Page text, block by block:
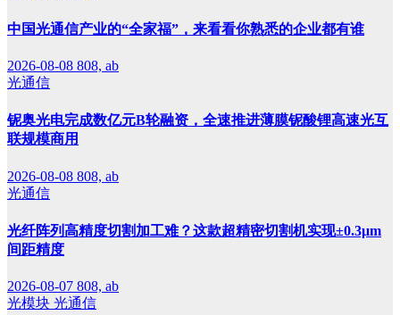
中国光通信产业的“全家福”，来看看你熟悉的企业都有谁
2026-08-08 808, ab
光通信
铌奥光电完成数亿元B轮融资，全速推进薄膜铌酸锂高速光互
联规模商用
2026-08-08 808, ab
光通信
光纤阵列高精度切割加工难？这款超精密切割机实现±0.3μm
间距精度
2026-08-07 808, ab
光模块 光通信